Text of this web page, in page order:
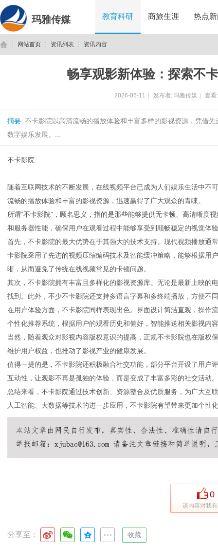
玛雅传媒 教育科研 商旅生涯 热点
网站首页 资讯列表 资讯内容
畅享观影新体验：探索不
2026-05-11 发布者: 玛雅传媒 查
摘要: 不卡影院以高清流畅的播放体验和丰富多样的影视资源，凭借
数字娱乐发展。...
不卡影院
随着互联网技术的不断发展，在线视频平台已成为人们娱乐生活中不
流畅的播放体验和丰富的影视资源，迅速赢得了广大观众的青睐。
所谓“不卡影院”，顾名思义，指的是那些能够提供无卡顿、高清晰度
和服务器性能，确保用户在观看过程中能够享受到顺畅稳定的视觉体
首先，不卡影院的最大优势在于其强大的技术支持。现代视频播放通
卡影院采用了先进的视频压缩编码技术及智能缓冲策略，能够根据用
晰，从而避免了传统在线视频常见的卡顿问题。
其次，不卡影院拥有丰富且多样化的影视资源库。无论是最新上映的
找到。此外，不少不卡影院还支持多语言字幕和多终端播放，方便不
在用户体验方面，不卡影院同样表现出色。界面设计简洁直观，操作
个性化推荐系统，根据用户的观看历史和偏好，智能推送相关影视内
当然，随着观众对影视内容版权意识的提高，正规不卡影院也在版权
维护用户权益，也推动了影视产业的健康发展。
值得一提的是，不卡影院还积极融合社交功能，部分平台开设了用户
互动性，让观影不再是孤独的体验，而是变成了丰富多彩的社交活动。
总结来看，不卡影院通过技术创新、资源整合及优质服务，为广大互
人工智能、大数据等技术的进一步应用，不卡影院有望带来更加个性
0
该内容对我
分享至： 收藏